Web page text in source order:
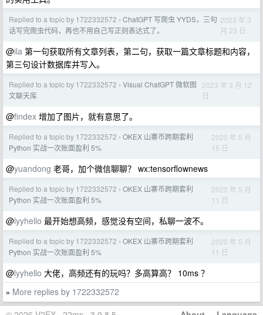
Replied to a topic by 1722332572 › ChatGPT 写爬虫 YYDS，三句
话写完爬虫代码，再也不用自己写正则表达式了。
2023 年 3
月 23 日
@ila 第一句获取所有文章列表，第二句，获取一篇文章标题和内容，
第三句设计数据库并写入。
Replied to a topic by 1722332572 › Visual ChatGPT 微软图
文聊天库
2023 年 3 月 12
日
@findex 增加了图片，就有意思了。
Replied to a topic by 1722332572 › OKEX 山寨币跨期套利
Python 实战一次账面盈利 5%
2020 年 5 月
15 日
@yuandong 老哥，加个微信聊聊？ wx:tensorflownews
Replied to a topic by 1722332572 › OKEX 山寨币跨期套利
Python 实战一次账面盈利 5%
2020 年 5 月
11 日
@lyyhello 最开始想高频，感觉没有空间，私聊一波不。
Replied to a topic by 1722332572 › OKEX 山寨币跨期套利
Python 实战一次账面盈利 5%
2020 年 5 月
11 日
@lyyhello 大佬，高频还有的玩吗？多高算高？ 10ms ？
» More replies by 1722332572